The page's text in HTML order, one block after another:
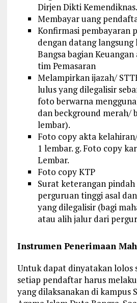
Dirjen Dikti Kemendiknas.
Membayar uang
Konfirmasi pembayaran
dengan datang langsung
Bangsa bagian
tim Pemasaran
Melampirkan ijazah/
lulus yang dilegalisir
foto berwarna
dan beckground merah/
lembar).
Foto copy akta
1 lembar. g. Foto copy
Lembar.
Foto copy KTP
Surat keterangan
perguruan tinggi asal
yang dilegalisir (bagi
atau alih jalur dari
Instrumen Penerimaan
Untuk dapat dinyatakan lolos
setiap pendaftar harus
yang dilaksanakan di kampus